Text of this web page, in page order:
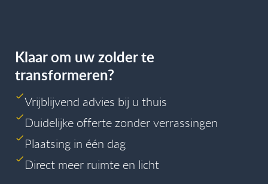
Klaar om uw zolder te
transformeren?
Vrijblijvend advies bij u thuis
Duidelijke offerte zonder verrassingen
Plaatsing in één dag
Direct meer ruimte en licht